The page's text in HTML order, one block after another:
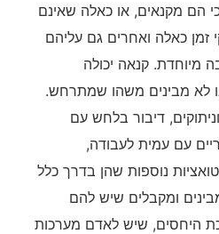
הם מקנאים, או כאלה שאינם
זמן כאלה ואחרים גם עליהם
מיוחדת. קנאה יכולה
לא מבינים משהו שמתרחש.
דיבור בלחש עם
עם עמית לעבודה,
נוספות שהן בדרך כלל
ומקבלים שיש להם
היחסים, שיש לאדם מערכות